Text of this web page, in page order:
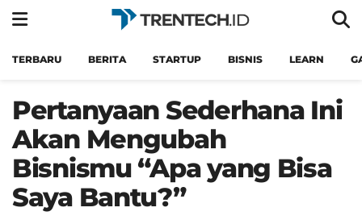
TERBARU BERITA STARTUP BISNIS LEARN
Pertanyaan Sederhana Ini
Akan Mengubah
Bisnismu “Apa yang Bisa
Saya Bantu?”